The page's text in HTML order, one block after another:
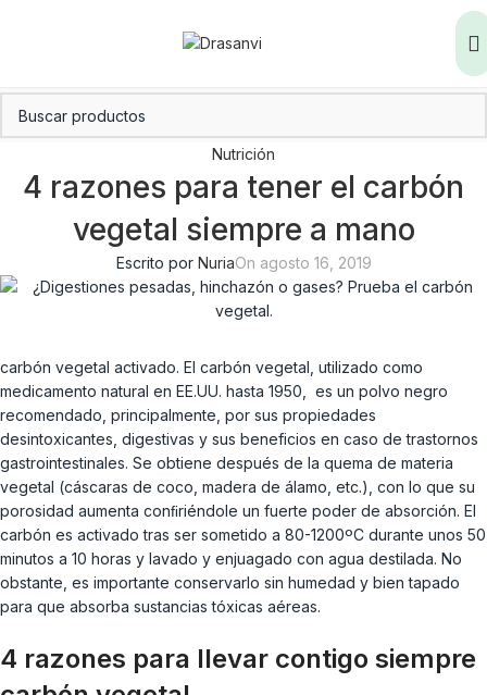
Nutrición
4 razones para tener el carbón
vegetal siempre a mano
Escrito por NuriaOn agosto 16, 2019
carbón vegetal activado. El carbón vegetal, utilizado como
medicamento natural en EE.UU. hasta 1950, es un polvo negro
recomendado, principalmente, por sus propiedades
desintoxicantes, digestivas y sus beneficios en caso de trastornos
gastrointestinales. Se obtiene después de la quema de materia
vegetal (cáscaras de coco, madera de álamo, etc.), con lo que su
porosidad aumenta conﬁriéndole un fuerte poder de absorción. El
carbón es activado tras ser sometido a 80-1200ºC durante unos 50
minutos a 10 horas y lavado y enjuagado con agua destilada. No
obstante, es importante conservarlo sin humedad y bien tapado
para que absorba sustancias tóxicas aéreas.
4 razones para llevar contigo siempre